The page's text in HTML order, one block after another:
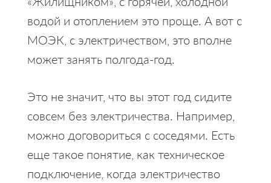
водой и отоплением это проще. А вот с
МОЭК, с электричеством, это вполне
может занять полгода-год.
Это не значит, что вы этот год сидите
совсем без электричества. Например,
можно договориться с соседями. Есть
еще такое понятие, как техническое
подключение, когда электричество